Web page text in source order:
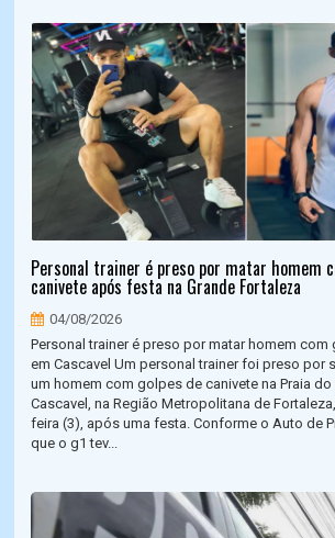
Personal trainer é preso por matar homem
canivete após festa na Grande Fortaleza
04/08/2026
Personal trainer é preso por matar homem
em Cascavel Um personal trainer foi preso por
um homem com golpes de canivete na Praia do
Cascavel, na Região Metropolitana de
feira (3), após uma festa. Conforme o Auto de
que o g1 tev...